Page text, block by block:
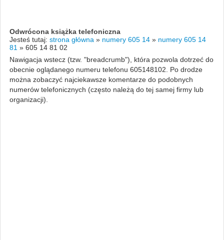
Odwrócona książka telefoniczna
Jesteś tutaj: strona główna » numery 605 14 » numery 605 14
81 » 605 14 81 02
Nawigacja wstecz (tzw. "breadcrumb"), która pozwola dotrzeć do
obecnie oglądanego numeru telefonu 605148102. Po drodze
można zobaczyć najciekawsze komentarze do podobnych
numerów telefonicznych (często należą do tej samej firmy lub
organizacji).